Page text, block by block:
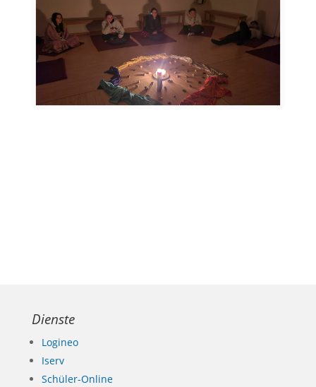
Dienste
Logineo
Iserv
Schüler-Online